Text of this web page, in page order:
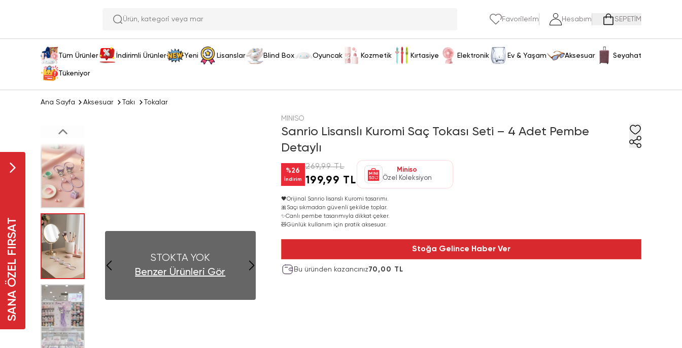
Ürün, kate Favorilerim Hesabım SEPETİM
Tüm Ürünler İndirimli Ürünler Yeni Lisanslar Blind Box Oyuncak Kozmetik Kırtasiye Elektronik Ev & Yaşam Aksesuar Seyahat
Tükeniyor
SANA ÖZEL FIRSAT
Ana Sayfa Aksesuar Takı Tokalar
STOKTA YOK
Benzer Ürünleri Gör
MINISO
Sanrio Lisanslı Kuromi Saç Tokası Seti – 4 Adet Pembe
Detaylı
%26
İndirim
269,99 TL
199,99 TL
Miniso
Özel Koleksiyon
🖤Orijinal Sanrio lisanslı Kuromi tasarımı.
🎀 Saçı sıkmadan güvenli şekilde toplar.
✨Canlı pembe tasarımıyla dikkat çeker.
🧸Günlük kullanım için pratik aksesuar.
Stoğa Gelince Haber Ver
Bu üründen kazancınız70,00 TL